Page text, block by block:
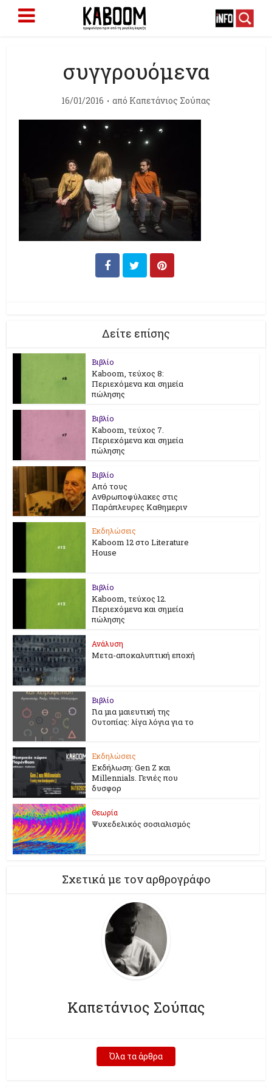
συγγρουόμενα
16/01/2016 από Καπετάνιος Σούπας
Δείτε επίσης
Βιβλίο
Kaboom, τεύχος 8:
Περιεχόμενα και σημεία
πώλησης
Βιβλίο
Kaboom, τεύχος 7.
Περιεχόμενα και σημεία
πώλησης
Βιβλίο
Από τους
Ανθρωποφύλακες στις
Παράπλευρες Καθημεριν
Εκδηλώσεις
Kaboom 12 στο Literature
House
Βιβλίο
Kaboom, τεύχος 12.
Περιεχόμενα και σημεία
πώλησης
Ανάλυση
Μετα-αποκαλυπτική εποχή
Βιβλίο
Για μια μαιευτική της
Ουτοπίας: λίγα λόγια για το
Εκδηλώσεις
Εκδήλωση: Gen Z και
Millennials. Γενιές που
δυσφορ
Θεωρία
Ψυχεδελικός σοσιαλισμός
Σχετικά με τον αρθρογράφο
Καπετάνιος Σούπας
Όλα τα άρθρα